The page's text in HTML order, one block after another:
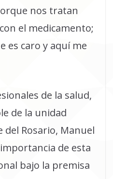
nos tratan
el medicamento;
es caro y aquí me
de la salud,
de la unidad
del Rosario, Manuel
de esta
bajo la premisa